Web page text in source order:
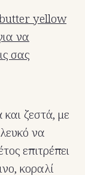
yellow
να
σας
ζεστά, με
να
επιτρέπει
κοραλί